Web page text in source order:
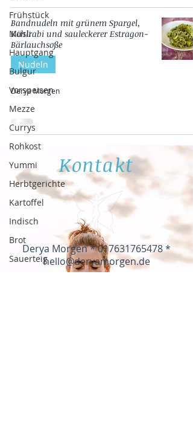
Frühstück
Müsli
Hauptgang
Bulgur
Vorspeisen
Mezze
Currys
Rohkost
Yummi
Herbtgerichte
Kartoffel
Indisch
Brot
Sauerteig
Bandnudeln mit grünem Spargel,
Kohlrabi und sauleckerer Estragon-
Bärlauchsoße
Nudeln
Derya Morgen
Kontakt
Derya Morgen *017631765478*
hello@deryamorgen.de